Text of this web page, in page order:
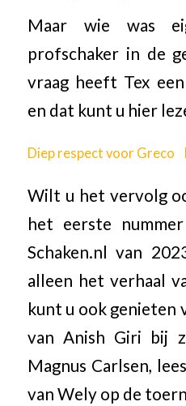
Maar wie was
profschaker in de
vraag heeft Tex
en dat kunt u hier
Diep respect voor Greco
Wilt u het vervolg
het eerste
Schaken.nl van
alleen het verhaal
kunt u ook genieten
van Anish Giri bij
Magnus Carlsen,
van Wely op de